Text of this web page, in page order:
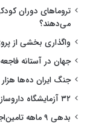
تروماهای دوران
می‌دهند؟
واگذاری بخشی از
جهان در آستانه
جنگ ایران ده‌ها هزار
۳۲ آزمایشگاه داروسازی به فضا می‌روند
بدهی ۹ ماهه تامین‌اجتماعی به مراکز دیالیز